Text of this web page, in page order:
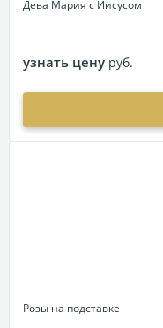
Дева Мария с Иисусом
узнать цену руб.
Розы на подставке